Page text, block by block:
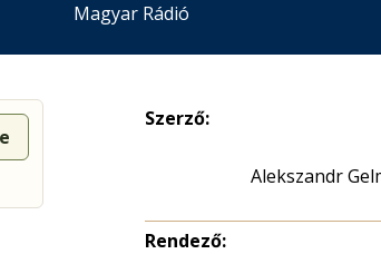
Magyar Rádió
Szerző:
Alekszandr
Rendező: